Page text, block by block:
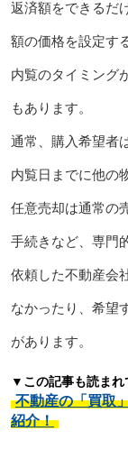
返済額をできるだ
額の価格を設定す
内覧のタイミング
もあります。
通常、購入希望者
内覧日までに他の
任意売却は通常の
手続きなど、専門
依頼した不動産会
なかったり、希望
があります。
▼この記事も読まれ
不動産の「買取
紹介！